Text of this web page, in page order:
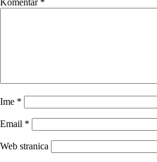
Komentar *
Ime *
Email *
Web stranica